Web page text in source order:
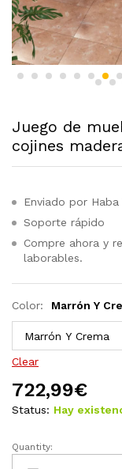
Juego de
cojines
Enviado por Haba
Soporte rápido
Compre ahora y
laborables.
Color: Marrón Y
Clear
722,99€
Status: Hay
Juego
Quantity: